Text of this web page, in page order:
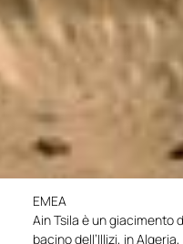
EMEA
Ain Tsila è un giacimento
bacino dell’Illizi, in